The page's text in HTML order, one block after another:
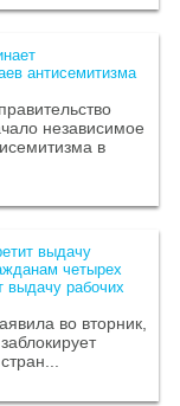
антисемитизма
независимое
в
выдачу
четырех
выдачу рабочих
во вторник,